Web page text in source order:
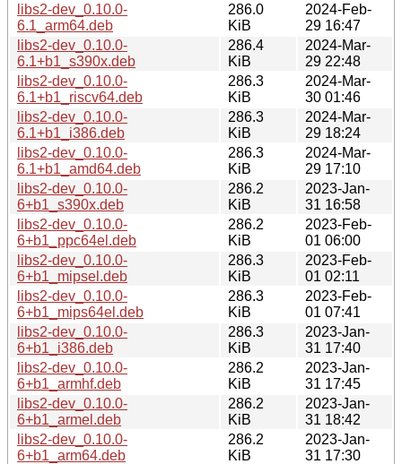
libs2-dev_0.10.0-
6.1_arm64.deb
286.0
KiB
2024-Feb-
29 16:47
libs2-dev_0.10.0-
6.1+b1_s390x.deb
286.4
KiB
2024-Mar-
29 22:48
libs2-dev_0.10.0-
6.1+b1_riscv64.deb
286.3
KiB
2024-Mar-
30 01:46
libs2-dev_0.10.0-
6.1+b1_i386.deb
286.3
KiB
2024-Mar-
29 18:24
libs2-dev_0.10.0-
6.1+b1_amd64.deb
286.3
KiB
2024-Mar-
29 17:10
libs2-dev_0.10.0-
6+b1_s390x.deb
286.2
KiB
2023-Jan-
31 16:58
libs2-dev_0.10.0-
6+b1_ppc64el.deb
286.2
KiB
2023-Feb-
01 06:00
libs2-dev_0.10.0-
6+b1_mipsel.deb
286.3
KiB
2023-Feb-
01 02:11
libs2-dev_0.10.0-
6+b1_mips64el.deb
286.3
KiB
2023-Feb-
01 07:41
libs2-dev_0.10.0-
6+b1_i386.deb
286.3
KiB
2023-Jan-
31 17:40
libs2-dev_0.10.0-
6+b1_armhf.deb
286.2
KiB
2023-Jan-
31 17:45
libs2-dev_0.10.0-
6+b1_armel.deb
286.2
KiB
2023-Jan-
31 18:42
libs2-dev_0.10.0-
6+b1_arm64.deb
286.2
KiB
2023-Jan-
31 17:30